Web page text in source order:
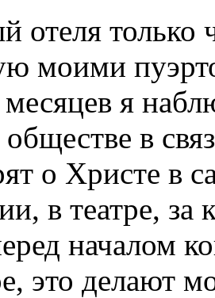
отеля только
моими
месяцев я
в
о Христе в
в театре,
началом
это делают